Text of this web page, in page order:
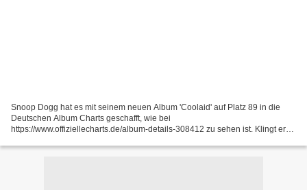
Snoop Dogg hat es mit seinem neuen Album 'Coolaid' auf Platz 89 in die
Deutschen Album Charts geschafft, wie bei
https://www.offiziellecharts.de/album-details-308412 zu sehen ist. Klingt erst